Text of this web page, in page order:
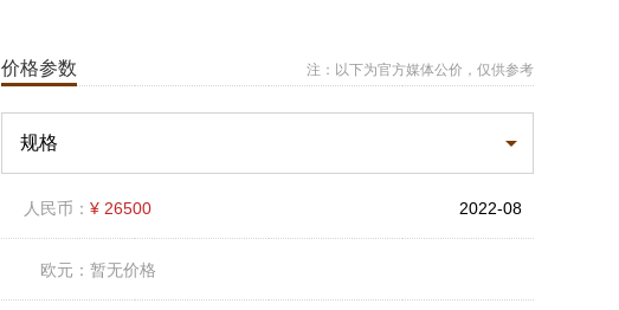
价格参数 注：以下为官方媒体公价，仅供参考
规格
人民币： ¥ 26500 2022-08
欧元： 暂无价格